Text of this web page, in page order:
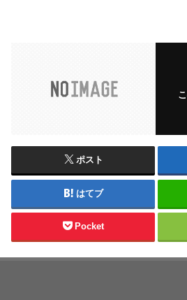
ポスト
はてブ
Pocket